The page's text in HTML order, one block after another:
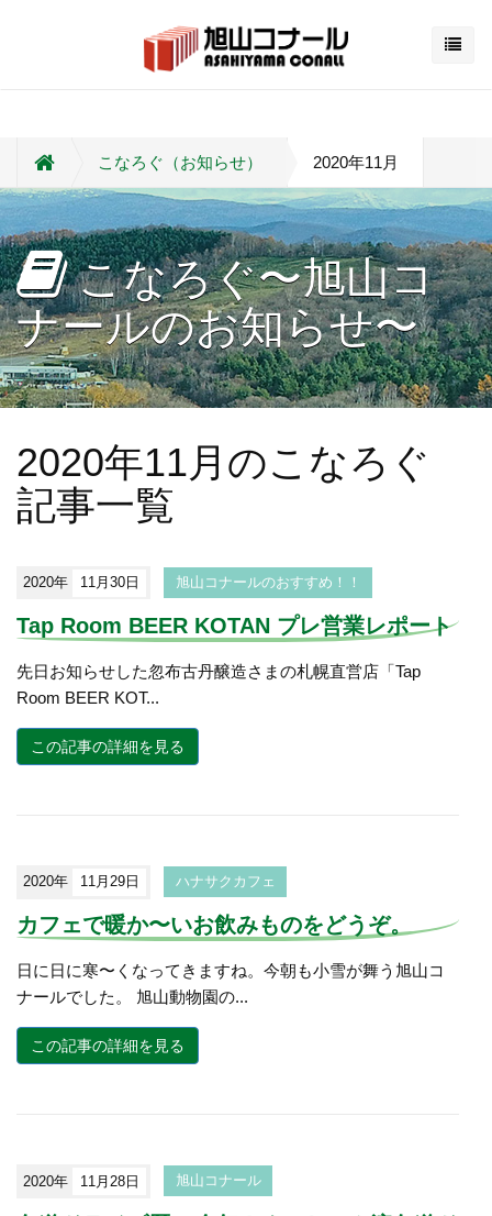
こなろぐ（お知らせ） 2020年11月
こなろぐ〜旭山コ
ナールのお知らせ〜
2020年11月のこなろぐ
記事一覧
2020年 11月30日 旭山コナールのおすすめ！！
Tap Room BEER KOTAN プレ営業レポート
先日お知らせした忽布古丹醸造さまの札幌直営店「Tap
Room BEER KOT...
この記事の詳細を見る
2020年 11月29日 ハナサクカフェ
カフェで暖か〜いお飲みものをどうぞ。
日に日に寒〜くなってきますね。今朝も小雪が舞う旭山コ
ナールでした。 旭山動物園の...
この記事の詳細を見る
2020年 11月28日 旭山コナール